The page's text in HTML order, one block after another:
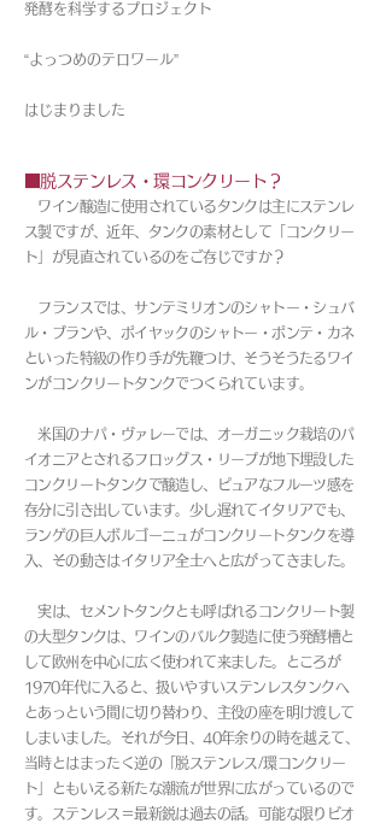
発酵を科学するプロジェクト
“よっつめのテロワール”
はじまりました
■脱ステンレス・環コンクリート？
ワイン醸造に使用されているタンクは主にステンレ
ス製ですが、近年、タンクの素材として「コンクリー
ト」が見直されているのをご存じですか？
フランスでは、サンテミリオンのシャトー・シュバ
ル・ブランや、ポイヤックのシャトー・ポンテ・カネ
といった特級の作り手が先鞭つけ、そうそうたるワイ
ンがコンクリートタンクでつくられています。
米国のナパ・ヴァレーでは、オーガニック栽培のパ
イオニアとされるフロッグス・リープが地下埋設した
コンクリートタンクで醸造し、ピュアなフルーツ感を
存分に引き出しています。少し遅れてイタリアでも、
ランゲの巨人ボルゴーニュがコンクリートタンクを導
入、その動きはイタリア全土へと広がってきました。
実は、セメントタンクとも呼ばれるコンクリート製
の大型タンクは、ワインのバルク製造に使う発酵槽と
して欧州を中心に広く使われて来ました。ところが
1970年代に入ると、扱いやすいステンレスタンクへ
とあっという間に切り替わり、主役の座を明け渡して
しまいました。それが今日、40年余りの時を越えて、
当時とはまったく逆の「脱ステンレス/環コンクリー
ト」ともいえる新たな潮流が世界に広がっているので
す。ステンレス＝最新鋭は過去の話。可能な限りビオ